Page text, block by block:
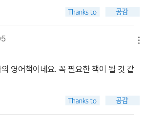
영어책이네요. 꼭 필요한 책이 될 것 같